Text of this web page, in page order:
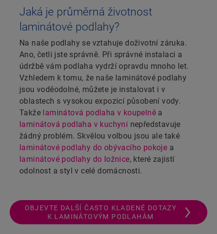
Jaká je průměrná životnost
laminátové podlahy?
Na naše podlahy se vztahuje doživotní záruka.
Ano, četli jste správně. Při správné instalaci a
údržbě vám podlaha vydrží opravdu mnoho let.
Vzhledem k tomu, že naše laminátové podlahy
jsou voděodolné, můžete je instalovat i v
oblastech s vysokou expozicí působení vody.
Takže laminátová podlaha v koupelně a
laminátová podlaha v kuchyni nepředstavuje
žádný problém. Skvělou volbou jsou ale také
laminátové podlahy do obývacího pokoje a
laminátové podlahy do ložnice, které zajistí
odolnost a styl v celé domácnosti.
OBJEVTE DALŠÍ ČASTO KLADENÉ DOTAZY
K LAMINÁTOVÝM PODLAHÁM